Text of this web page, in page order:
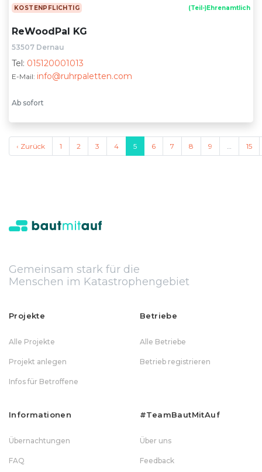
KOSTENPFLICHTIG (Teil-)Ehrenamtlich
ReWoodPal KG
53507 Dernau
Tel: 015120001013
E-Mail: info@ruhrpaletten.com
Ab sofort
‹ Zurück 1 2 3 4 5 6 7 8 9 … 15
Gemeinsam stark für die
Menschen im Katastrophengebiet
Projekte
Alle Projekte
Projekt anlegen
Infos für Betroffene
Betriebe
Alle Betriebe
Betrieb registrieren
Informationen
Übernachtungen
FAQ
#teamBautMitAuf
Über uns
Feedback